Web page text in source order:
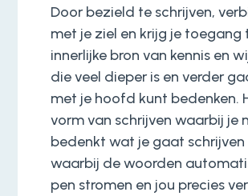
Door bezield te schrijven,
met je ziel en krijg je
innerlijke bron van kennis en
die veel dieper is en verder
met je hoofd kunt bedenken.
vorm van schrijven waarbij je
bedenkt wat je gaat
waarbij de woorden
pen stromen en jou precies